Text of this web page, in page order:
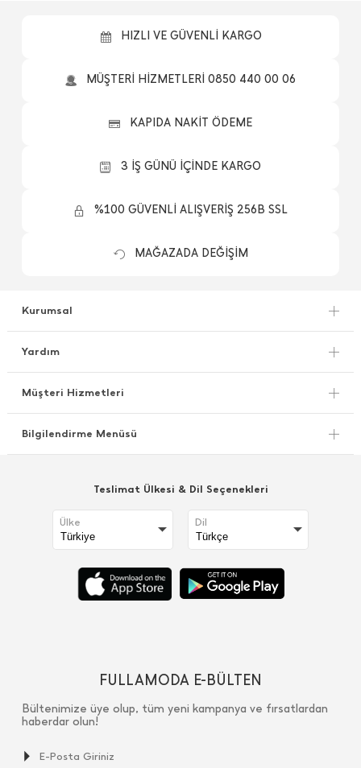
HIZLI VE GÜVENLİ KARGO
MÜŞTERİ HİZMETLERİ 0850 440 00 06
KAPIDA NAKİT ÖDEME
3 İŞ GÜNÜ İÇİNDE KARGO
%100 GÜVENLİ ALIŞVERİŞ 256B SSL
MAĞAZADA DEĞİŞİM
Kurumsal
Yardım
Müşteri Hizmetleri
Bilgilendirme Menüsü
Teslimat Ülkesi & Dil Seçenekleri
Ülke Dil
FULLAMODA E-BÜLTEN
Bültenimize üye olup, tüm yeni kampanya ve fırsatlardan
haberdar olun!